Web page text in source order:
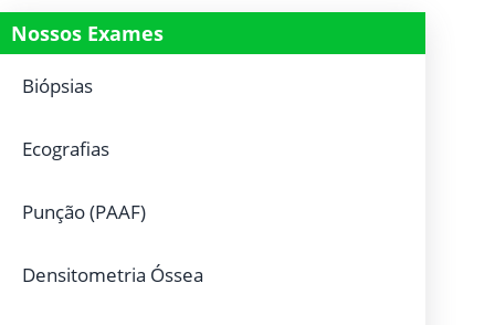
Nossos Exames
Biópsias
Ecografias
Punção (PAAF)
Densitometria Óssea